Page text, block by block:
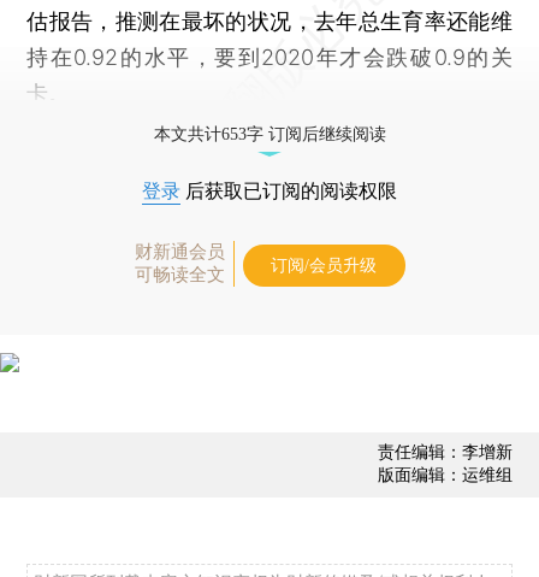
估报告，推测在最坏的状况，去年总生育率还能维
持在0.92的水平，要到2020年才会跌破0.9的关
卡。
本文共计653字 订阅后继续阅读
登录 后获取已订阅的阅读权限
财新通会员
可畅读全文
订阅/会员升级
责任编辑：李增新
版面编辑：运维组